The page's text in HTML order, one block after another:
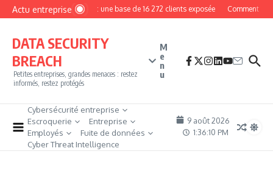
Aller au contenu
Actu entrepriseMyPhoto : une base de 16 272 clients exposée Comment
DATA SECURITY
BREACH
Petites entreprises, grandes menaces : restez
informés, restez protégés
M
e
n
u
Cybersécurité entreprise
Escroquerie
Entreprise
Employés
Fuite de données
Cyber Threat Intelligence
9 août 2026
1:36:11 PM